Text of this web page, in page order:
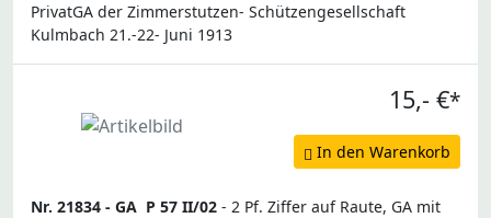
PrivatGA der Zimmerstutzen- Schützengesellschaft
Kulmbach 21.-22- Juni 1913
15,- €*
In den Warenkorb
Nr. 21834 - GA P 57 II/02 - 2 Pf. Ziffer auf Raute, GA mit